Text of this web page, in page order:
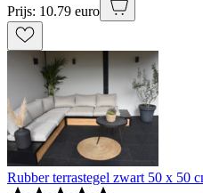
Prijs: 10.79 euro
Rubber terrastegel zwart 50 x 50